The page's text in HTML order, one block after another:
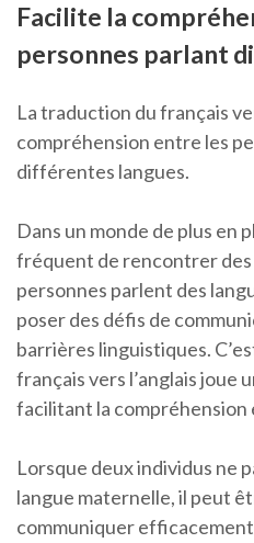
Facilite la
personnes parlant
La traduction du français
compréhension entre les
différentes langues.
Dans un monde de plus en
fréquent de rencontrer des
personnes parlent des
poser des défis de
barrières linguistiques.
français vers l’anglais joue
facilitant la compréhension
Lorsque deux individus ne
langue maternelle, il peut
communiquer